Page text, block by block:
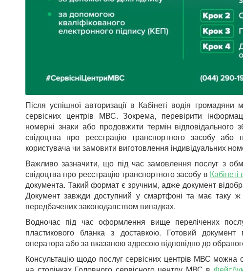
Після успішної авторизації в Кабінеті водія
сервісних центрів МВС. Зокрема, перевірити
номерні знаки або продовжити термін відповідального
свідоцтва про реєстрацію транспортного засобу або
користувача чи замовити виготовлення індивідуальних
Важливо зазначити, що під час замовлення послуг з
свідоцтва про реєстрацію транспортного засобу в Кабінеті
документа. Такий формат є зручним, адже документ
Документ завжди доступний у смартфоні та має таку
передбачених законодавством випадках.
Водночас під час оформлення вище перелічених
пластикового бланка з доставкою. Готовий
оператора або за вказаною адресою відповідно до
Консультацію щодо послуг сервісних центрів МВС